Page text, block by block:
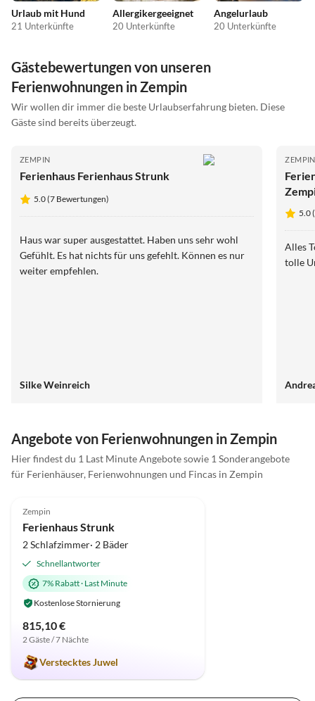
Urlaub mit Hund
21 Unterkünfte
Allergikergeeignet
20 Unterkünfte
Angelurlaub
20 Unterkünfte
Gästebewertungen von unseren
Ferienwohnungen in Zempin
Wir wollen dir immer die beste Urlaubserfahrung bieten. Diese
Gäste sind bereits überzeugt.
ZEMPIN
Ferienhaus Ferienhaus Strunk
5.0 (7 Bewertungen)
Haus war super ausgestattet. Haben uns sehr wohl
Gefühlt. Es hat nichts für uns gefehlt. Können es nur
weiter empfehlen.
Silke Weinreich
ZEMPIN
5.0
Alles
tolle
Angebote von Ferienwohnungen in Zempin
Hier findest du 1 Last Minute Angebote sowie 1 Sonderangebote
für Ferienhäuser, Ferienwohnungen und Fincas in Zempin
Zempin
Ferienhaus Strunk
2 Schlafzimmer· 2 Bäder
Schnellantworter
7% Rabatt· Last Minute
Kostenlose Stornierung
815,10 €
2 Gäste / 7 Nächte
Verstecktes Juwel